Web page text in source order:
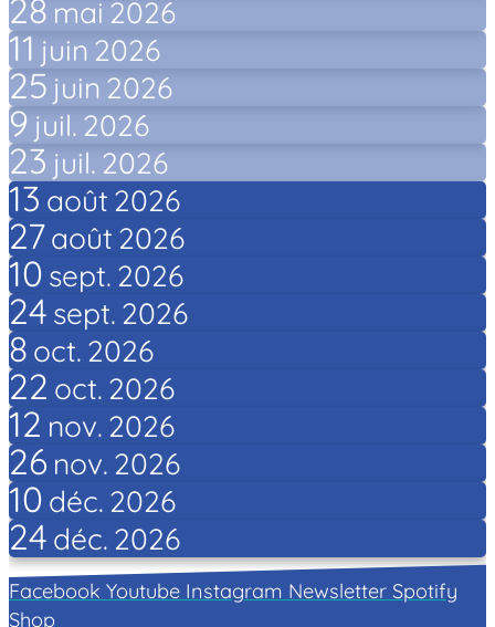
28 mai 2026
11 juin 2026
25 juin 2026
9 juil. 2026
23 juil. 2026
13 août 2026
27août 2026
10 sept. 2026
24 sept. 2026
8 oct. 2026
22 oct. 2026
12 nov. 2026
26 nov. 2026
10 déc. 2026
24 déc. 2026
Facebook Youtube Instagram Newsletter Spotify
Shop